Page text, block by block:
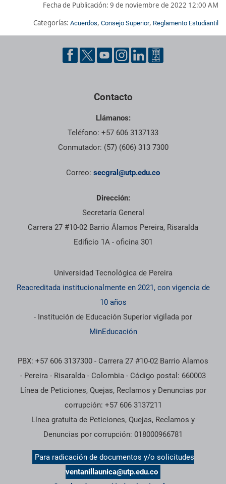
Fecha de Publicación: 9 de noviembre de 2022 12:00 AM
Categorías: Acuerdos, Consejo Superior, Reglamento Estudiantil
Pie de página con información de contacto, redes sociales y
Contacto
Llámanos:
Teléfono: +57 606 3137133
Conmutador: (57) (606) 313 7300
Correo: secgral@utp.edu.co
Dirección:
Secretaría General
Carrera 27 #10-02 Barrio Álamos Pereira, Risaralda
Edificio 1A - oficina 301
Información institucional
Universidad Tecnológica de Pereira
Reacreditada institucionalmente en 2021, con vigencia de
10 años
- Institución de Educación Superior vigilada por
MinEducación
PBX: +57 606 3137300 - Carrera 27 #10-02 Barrio Alamos
- Pereira - Risaralda - Colombia - Código postal: 660003
Línea de Peticiones, Quejas, Reclamos y Denuncias por
corrupción: +57 606 3137211
Línea gratuita de Peticiones, Quejas, Reclamos y
Denuncias por corrupción: 018000966781
Para radicación de documentos y/o solicitudes
ventanillaunica@utp.edu.co